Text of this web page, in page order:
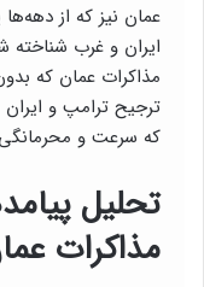
عمان نیز که از
ایران و غرب شناخته
مذاکرات عمان که
ترجیح ترامپ و ایران
که سرعت و
تحلیل
مذاکرات